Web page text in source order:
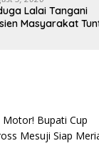
Lalai Tangani
Masyarakat